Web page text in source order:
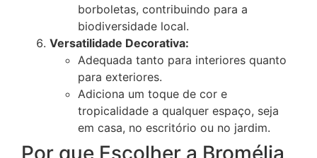
borboletas, contribuindo para a
biodiversidade local.
Versatilidade Decorativa:
Adequada tanto para interiores quanto
para exteriores.
Adiciona um toque de cor e
tropicalidade a qualquer espaço, seja
em casa, no escritório ou no jardim.
Por que Escolher a Bromélia